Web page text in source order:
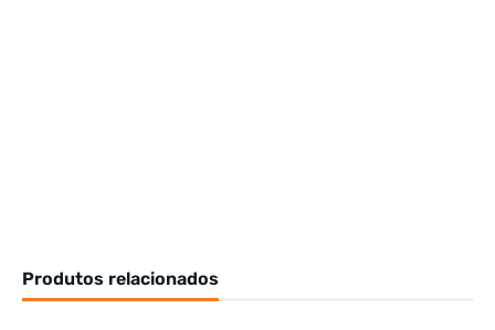
Produtos relacionados